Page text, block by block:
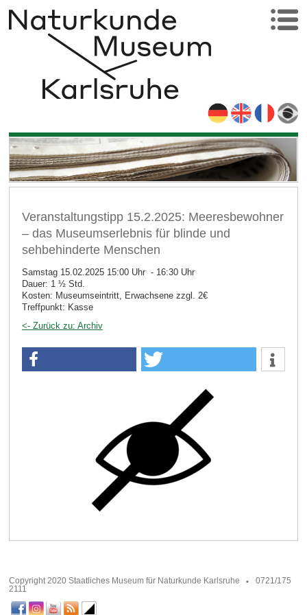
Veranstaltungstipp 15.2.2025: Meeresbewohner
– das Museumserlebnis für blinde und
sehbehinderte Menschen
Samstag 15.02.2025 15:00 Uhr - 16:30 Uhr
Dauer: 1 ½ Std.
Kosten: Museumseintritt, Erwachsene zzgl. 2€
Treffpunkt: Kasse
<- Zurück zu: Archiv
Copyright 2020 Staatliches Museum für Naturkunde Karlsruhe
0721/175
2111